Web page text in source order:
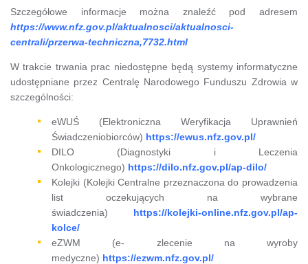
Szczegółowe informacje można znaleźć pod adresem
https://www.nfz.gov.pl/aktualnosci/aktualnosci-
centrali/przerwa-techniczna,7732.html
W trakcie trwania prac niedostępne będą systemy informatyczne
udostępniane przez Centralę Narodowego Funduszu Zdrowia w
szczególności:
eWUŚ (Elektroniczna Weryfikacja Uprawnień
Świadczeniobiorców) https://ewus.nfz.gov.pl/
DILO (Diagnostyki i Leczenia
Onkologicznego) https://dilo.nfz.gov.pl/ap-dilo/
Kolejki (Kolejki Centralne przeznaczona do prowadzenia
list oczekujących na wybrane
świadczenia) https://kolejki-online.nfz.gov.pl/ap-
kolce/
eZWM (e- zlecenie na wyroby
medyczne) https://ezwm.nfz.gov.pl/